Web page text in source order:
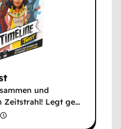
und
Zeitstrahl! Legt ge…